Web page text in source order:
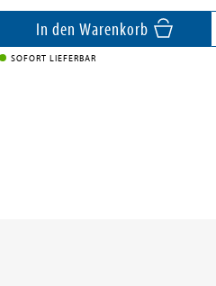
In den Warenkorb
SOFORT LIEFERBAR